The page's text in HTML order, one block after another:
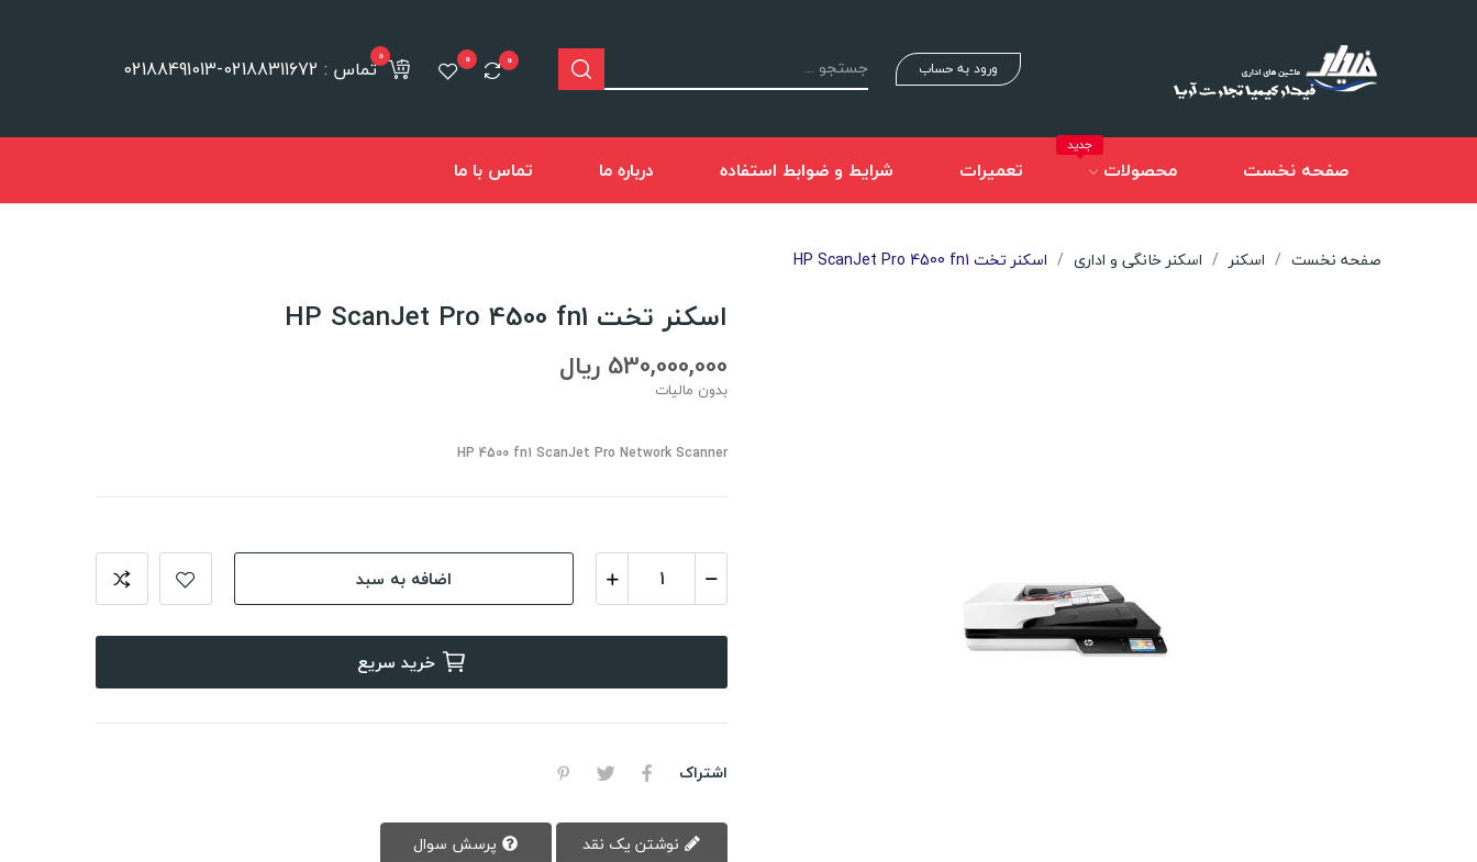
ورود به حساب 0
0 تماس : 02188311672-021884910130
صفحه نخست محصولات
جدید
تعمیرات شرایط و ضوابط استفاده درباره ما تماس با ما
صفحه نخست اسکنر اسکنر خانگی و اداری اسکنر تخت HP ScanJet Pro 4500 fn1
اسکنر تخت HP ScanJet Pro 4500 fn1
530,000,000 ریال
بدون مالیات
HP 4500 fn1 ScanJet Pro Network Scanner
اضافه به سبد
خرید سریع
اشتراک